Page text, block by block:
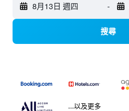
8月13日 週四 -
搜尋
...以及更多